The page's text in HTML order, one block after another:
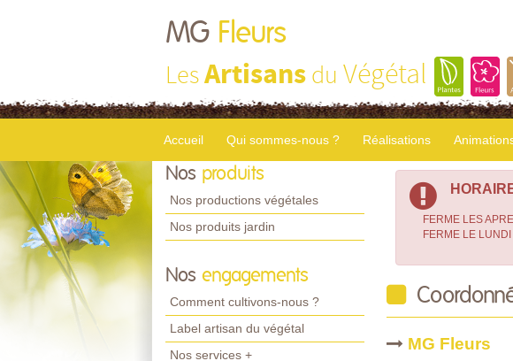
MG Fleurs
LesArtisans du Végétal
Accueil Qui sommes-nous ? Réalisations
Nos produits
Nos productions végétales
Nos produits jardin
Nos engagements
Comment cultivons-nous ?
Label artisan du végétal
Nos services +
FERME LES
FERME LE LUNDI
MG Fleurs